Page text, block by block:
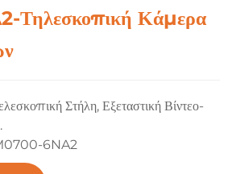
Τηλεσκοπική Κάμερα
Στήλη, Εξεταστική Βίντεο-
6NA2